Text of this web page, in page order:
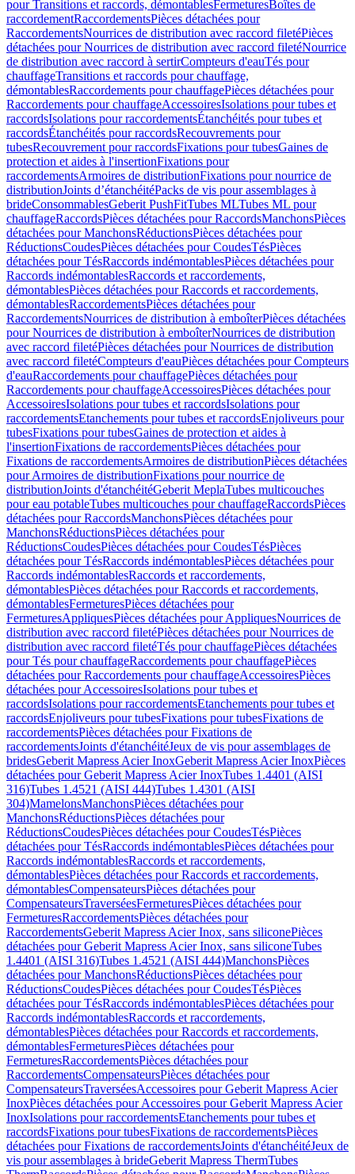
pour Transitions et raccords, démontablesFermeturesBoîtes de
raccordementRaccordementsPièces détachées pour
RaccordementsNourrices de distribution avec raccord filetéPièces
détachées pour Nourrices de distribution avec raccord filetéNourrice
de distribution avec raccord à sertirCompteurs d'eauTés pour
chauffageTransitions et raccords pour chauffage,
démontablesRaccordements pour chauffagePièces détachées pour
Raccordements pour chauffageAccessoiresIsolations pour tubes et
raccordsIsolations pour raccordementsÉtanchéités pour tubes et
raccordsÉtanchéités pour raccordsRecouvrements pour
tubesRecouvrement pour raccordsFixations pour tubesGaines de
protection et aides à l'insertionFixations pour
raccordementsArmoires de distributionFixations pour nourrice de
distributionJoints d’étanchéitéPacks de vis pour assemblages à
brideConsommablesGeberit PushFitTubes MLTubes ML pour
chauffageRaccordsPièces détachées pour RaccordsManchonsPièces
détachées pour ManchonsRéductionsPièces détachées pour
RéductionsCoudesPièces détachées pour CoudesTésPièces
détachées pour TésRaccords indémontablesPièces détachées pour
Raccords indémontablesRaccords et raccordements,
démontablesPièces détachées pour Raccords et raccordements,
démontablesRaccordementsPièces détachées pour
RaccordementsNourrices de distribution à emboîterPièces détachées
pour Nourrices de distribution à emboîterNourrices de distribution
avec raccord filetéPièces détachées pour Nourrices de distribution
avec raccord filetéCompteurs d'eauPièces détachées pour Compteurs
d'eauRaccordements pour chauffagePièces détachées pour
Raccordements pour chauffageAccessoiresPièces détachées pour
AccessoiresIsolations pour tubes et raccordsIsolations pour
raccordementsEtanchements pour tubes et raccordsEnjoliveurs pour
tubesFixations pour tubesGaines de protection et aides à
l'insertionFixations de raccordementsPièces détachées pour
Fixations de raccordementsArmoires de distributionPièces détachées
pour Armoires de distributionFixations pour nourrice de
distributionJoints d'étanchéitéGeberit MeplaTubes multicouches
pour eau potableTubes multicouches pour chauffageRaccordsPièces
détachées pour RaccordsManchonsPièces détachées pour
ManchonsRéductionsPièces détachées pour
RéductionsCoudesPièces détachées pour CoudesTésPièces
détachées pour TésRaccords indémontablesPièces détachées pour
Raccords indémontablesRaccords et raccordements,
démontablesPièces détachées pour Raccords et raccordements,
démontablesFermeturesPièces détachées pour
FermeturesAppliquesPièces détachées pour AppliquesNourrices de
distribution avec raccord filetéPièces détachées pour Nourrices de
distribution avec raccord filetéTés pour chauffagePièces détachées
pour Tés pour chauffageRaccordements pour chauffagePièces
détachées pour Raccordements pour chauffageAccessoiresPièces
détachées pour AccessoiresIsolations pour tubes et
raccordsIsolations pour raccordementsEtanchements pour tubes et
raccordsEnjoliveurs pour tubesFixations pour tubesFixations de
raccordementsPièces détachées pour Fixations de
raccordementsJoints d'étanchéitéJeux de vis pour assemblages de
bridesGeberit Mapress Acier InoxGeberit Mapress Acier InoxPièces
détachées pour Geberit Mapress Acier InoxTubes 1.4401 (AISI
316)Tubes 1.4521 (AISI 444)Tubes 1.4301 (AISI
304)MamelonsManchonsPièces détachées pour
ManchonsRéductionsPièces détachées pour
RéductionsCoudesPièces détachées pour CoudesTésPièces
détachées pour TésRaccords indémontablesPièces détachées pour
Raccords indémontablesRaccords et raccordements,
démontablesPièces détachées pour Raccords et raccordements,
démontablesCompensateursPièces détachées pour
CompensateursTraverséesFermeturesPièces détachées pour
FermeturesRaccordementsPièces détachées pour
RaccordementsGeberit Mapress Acier Inox, sans siliconePièces
détachées pour Geberit Mapress Acier Inox, sans siliconeTubes
1.4401 (AISI 316)Tubes 1.4521 (AISI 444)ManchonsPièces
détachées pour ManchonsRéductionsPièces détachées pour
RéductionsCoudesPièces détachées pour CoudesTésPièces
détachées pour TésRaccords indémontablesPièces détachées pour
Raccords indémontablesRaccords et raccordements,
démontablesPièces détachées pour Raccords et raccordements,
démontablesFermeturesPièces détachées pour
FermeturesRaccordementsPièces détachées pour
RaccordementsCompensateursPièces détachées pour
CompensateursTraverséesAccessoires pour Geberit Mapress Acier
InoxPièces détachées pour Accessoires pour Geberit Mapress Acier
InoxIsolations pour raccordementsEtanchements pour tubes et
raccordsFixations pour tubesFixations de raccordementsPièces
détachées pour Fixations de raccordementsJoints d'étanchéitéJeux de
vis pour assemblages à brideGeberit Mapress ThermTubes